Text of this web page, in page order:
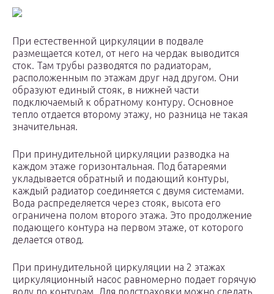
При естественной циркуляции в подвале
размещается котел, от него на чердак выводится
сток. Там трубы разводятся по радиаторам,
расположенным по этажам друг над другом. Они
образуют единый стояк, в нижней части
подключаемый к обратному контуру. Основное
тепло отдается второму этажу, но разница не такая
значительная.
При принудительной циркуляции разводка на
каждом этаже горизонтальная. Под батареями
укладывается обратный и подающий контуры,
каждый радиатор соединяется с двумя системами.
Вода распределяется через стояк, высота его
ограничена полом второго этажа. Это продолжение
подающего контура на первом этаже, от которого
делается отвод.
При принудительной циркуляции на 2 этажах
циркуляционный насос равномерно подает горячую
воду по контурам. Для подстраховки можно сделать